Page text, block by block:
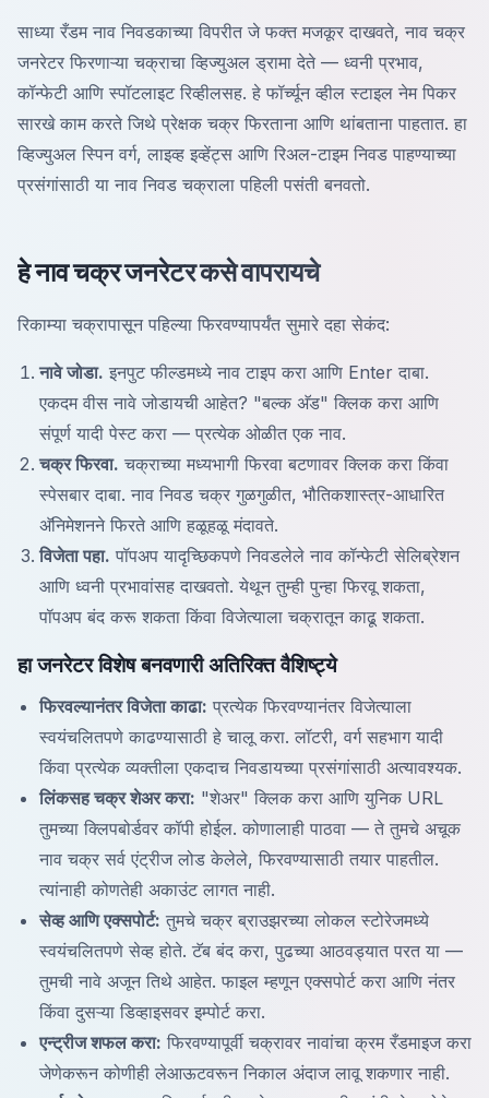
साध्या रँडम नाव निवडकाच्या विपरीत जे फक्त मजकूर दाखवते, नाव चक्र
जनरेटर फिरणाऱ्या चक्राचा व्हिज्युअल ड्रामा देते — ध्वनी प्रभाव,
कॉन्फेटी आणि स्पॉटलाइट रिव्हीलसह. हे फॉर्च्यून व्हील स्टाइल नेम पिकर
सारखे काम करते जिथे प्रेक्षक चक्र फिरताना आणि थांबताना पाहतात. हा
व्हिज्युअल स्पिन वर्ग, लाइव्ह इव्हेंट्स आणि रिअल-टाइम निवड पाहण्याच्या
प्रसंगांसाठी या नाव निवड चक्राला पहिली पसंती बनवतो.
हे नाव चक्र जनरेटर कसे वापरायचे
रिकाम्या चक्रापासून पहिल्या फिरवण्यापर्यंत सुमारे दहा सेकंद:
नावे जोडा. इनपुट फील्डमध्ये नाव टाइप करा आणि Enter दाबा.
एकदम वीस नावे जोडायची आहेत? "बल्क अ‍ॅड" क्लिक करा आणि
संपूर्ण यादी पेस्ट करा — प्रत्येक ओळीत एक नाव.
चक्र फिरवा. चक्राच्या मध्यभागी फिरवा बटणावर क्लिक करा किंवा
स्पेसबार दाबा. नाव निवड चक्र गुळगुळीत, भौतिकशास्त्र-आधारित
अ‍ॅनिमेशनने फिरते आणि हळूहळू मंदावते.
विजेता पहा. पॉपअप यादृच्छिकपणे निवडलेले नाव कॉन्फेटी सेलिब्रेशन
आणि ध्वनी प्रभावांसह दाखवतो. येथून तुम्ही पुन्हा फिरवू शकता,
पॉपअप बंद करू शकता किंवा विजेत्याला चक्रातून काढू शकता.
हा जनरेटर विशेष बनवणारी अतिरिक्त वैशिष्ट्ये
फिरवल्यानंतर विजेता काढा: प्रत्येक फिरवण्यानंतर विजेत्याला
स्वयंचलितपणे काढण्यासाठी हे चालू करा. लॉटरी, वर्ग सहभाग यादी
किंवा प्रत्येक व्यक्तीला एकदाच निवडायच्या प्रसंगांसाठी अत्यावश्यक.
लिंकसह चक्र शेअर करा: "शेअर" क्लिक करा आणि युनिक URL
तुमच्या क्लिपबोर्डवर कॉपी होईल. कोणालाही पाठवा — ते तुमचे अचूक
नाव चक्र सर्व एंट्रीज लोड केलेले, फिरवण्यासाठी तयार पाहतील.
त्यांनाही कोणतेही अकाउंट लागत नाही.
सेव्ह आणि एक्सपोर्ट: तुमचे चक्र ब्राउझरच्या लोकल स्टोरेजमध्ये
स्वयंचलितपणे सेव्ह होते. टॅब बंद करा, पुढच्या आठवड्यात परत या —
तुमची नावे अजून तिथे आहेत. फाइल म्हणून एक्सपोर्ट करा आणि नंतर
किंवा दुसऱ्या डिव्हाइसवर इम्पोर्ट करा.
एन्ट्रीज शफल करा: फिरवण्यापूर्वी चक्रावर नावांचा क्रम रँडमाइज करा
जेणेकरून कोणीही लेआऊटवरून निकाल अंदाज लावू शकणार नाही.